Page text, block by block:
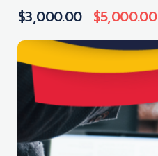
$3,000.00 $5,000.00